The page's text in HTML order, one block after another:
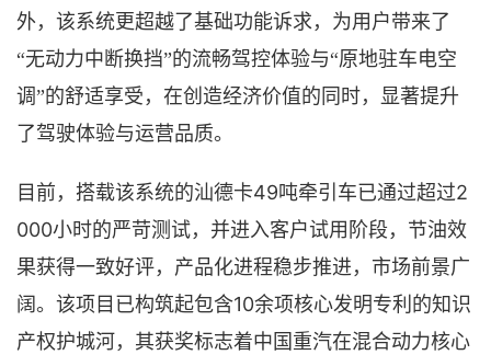
外，该系统更超越了基础功能诉求，为用户带来了
“无动力中断换挡”的流畅驾控体验与“原地驻车电空
调”的舒适享受，在创造经济价值的同时，显著提升
了驾驶体验与运营品质。
目前，搭载该系统的汕德卡49吨牵引车已通过超过2
000小时的严苛测试， 并进入客户试用阶段，节油效
果获得一致好评，产品化进程稳步推进，市场前景广
阔。该项目已构筑起包含10余项核心发明专利的知识
产权护城河，其获奖标志着中国重汽在混合动力核心